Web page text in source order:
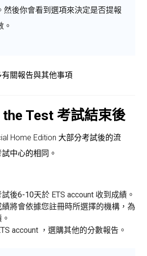
然後你會看到選項來決定是否提報
。
有關報告與其他事項
Test 考試結束後
Home Edition 大部分考試後的流
中心的相同。
後6-10天於 ETS account 收到成績。
將會依據您註冊時所選擇的機構，為
account ，選購其他的分數報告。